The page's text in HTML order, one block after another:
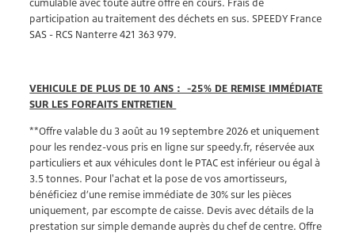
participation au traitement des déchets en sus. SPEEDY France
SAS - RCS Nanterre 421 363 979.
VEHICULE DE PLUS DE 10 ANS : -25% DE REMISE IMMÉDIATE
SUR LES FORFAITS ENTRETIEN
**Offre valable du 3 août au 19 septembre 2026 et uniquement
pour les rendez-vous pris en ligne sur speedy.fr, réservée aux
particuliers et aux véhicules dont le PTAC est inférieur ou égal à
3.5 tonnes. Pour l'achat et la pose de vos amortisseurs,
bénéficiez d’une remise immédiate de 30% sur les pièces
uniquement, par escompte de caisse. Devis avec détails de la
prestation sur simple demande auprès du chef de centre. Offre